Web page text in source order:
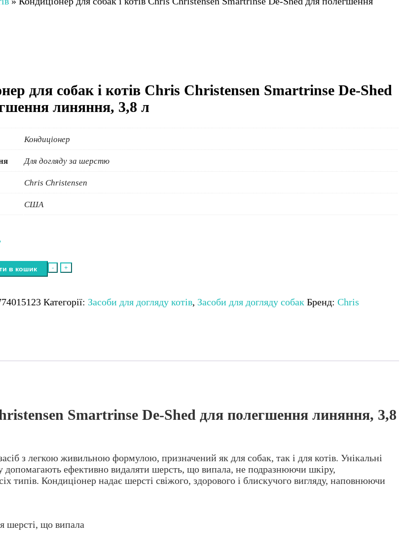
для собак і котів Chris Christensen Smartrinse De-Shed
линяння, 3,8 л
Кондиціонер
Для догляду за шерстю
Chris Christensen
США
- +
в кошик
Категорії: Засоби для догляду котів, Засоби для догляду собак Бренд:Chris
Smartrinse De-Shed для полегшення линяння, 3,8
з легкою живильною формулою, призначений як для собак, так і для котів. Унікальні
допомагають ефективно видаляти шерсть, що випала, не подразнюючи шкіру,
типів. Кондиціонер надає шерсті свіжого, здорового і блискучого вигляду, наповнюючи
шерсті, що випала